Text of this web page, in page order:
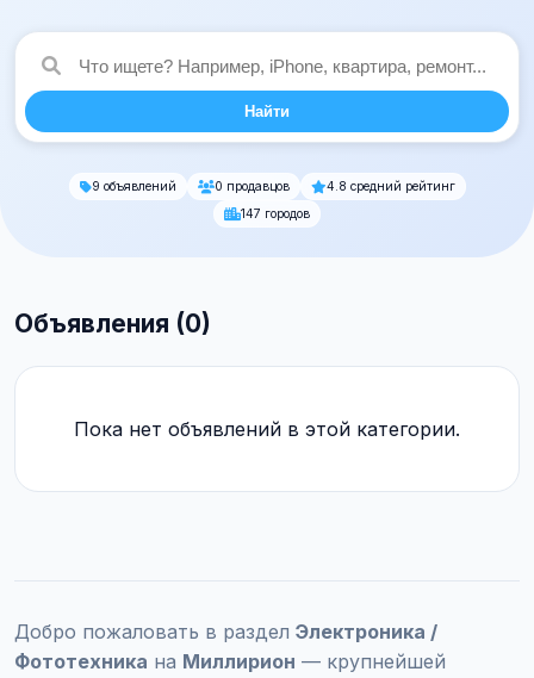
Найти
9 объявлений 0 продавцов
4.8 средний рейтинг
147 городов
Объявления (0)
Пока нет объявлений в этой категории.
Добро пожаловать в раздел Электроника /
Фототехника на Миллирион — крупнейшей